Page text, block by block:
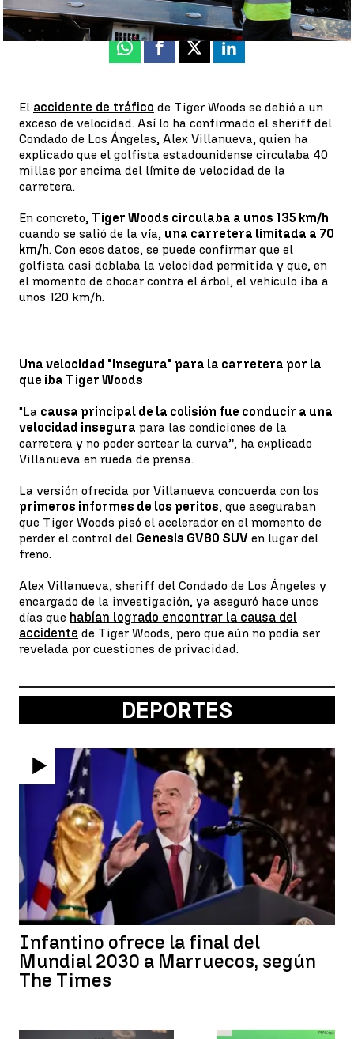
Whatsapp
Facebook
X Linkedin
El accidente de tráfico de Tiger Woods se debió a un
exceso de velocidad. Así lo ha confirmado el sheriff del
Condado de Los Ángeles, Alex Villanueva, quien ha
explicado que el golfista estadounidense circulaba 40
millas por encima del límite de velocidad de la
carretera.
En concreto, Tiger Woods circulaba a unos 135 km/h
cuando se salió de la vía, una carretera limitada a 70
km/h. Con esos datos, se puede confirmar que el
golfista casi doblaba la velocidad permitida y que, en
el momento de chocar contra el árbol, el vehículo iba a
unos 120 km/h.
Una velocidad "insegura" para la carretera por la
que iba Tiger Woods
"La causa principal de la colisión fue conducir a una
velocidad insegura para las condiciones de la
carretera y no poder sortear la curva”, ha explicado
Villanueva en rueda de prensa.
La versión ofrecida por Villanueva concuerda con los
primeros informes de los peritos, que aseguraban
que Tiger Woods pisó el acelerador en el momento de
perder el control del Genesis GV80 SUV en lugar del
freno.
Alex Villanueva, sheriff del Condado de Los Ángeles y
encargado de la investigación, ya aseguró hace unos
días que habían logrado encontrar la causa del
accidente de Tiger Woods, pero que aún no podía ser
revelada por cuestiones de privacidad.
DEPORTES
Infantino ofrece la final del
Mundial 2030 a Marruecos, según
The Times